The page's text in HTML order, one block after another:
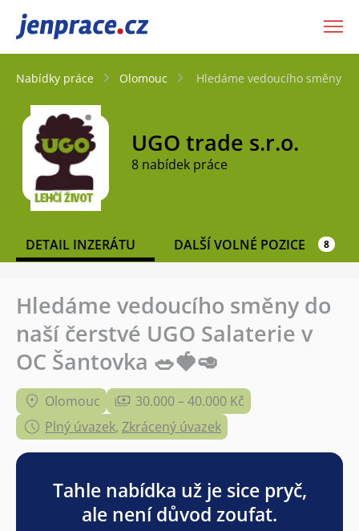
JenPráce.cz
Nabídky práce Olomouc Hledáme vedoucího směny
UGO trade s.r.o.
8 nabídek práce
DETAIL INZERÁTU DALŠÍ VOLNÉ POZICE 8
Hledáme vedoucího směny do
naší čerstvé UGO Salaterie v
OC Šantovka 🥗🍓🥑
Olomouc
30.000 – 40.000 Kč
Plný úvazek, Zkrácený úvazek
Tahle nabídka už je sice pryč,
ale není důvod zoufat.